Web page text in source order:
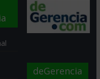
deGerencia